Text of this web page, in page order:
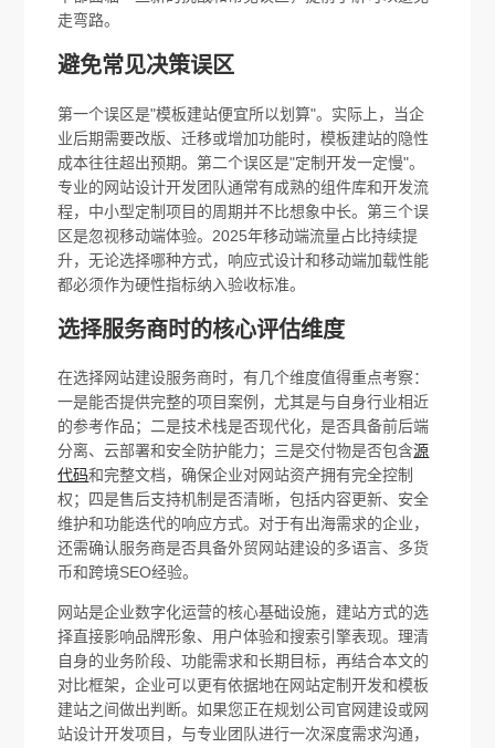
走弯路。
避免常见决策误区
第一个误区是"模板建站便宜所以划算"。实际上，当企
业后期需要改版、迁移或增加功能时，模板建站的隐性
成本往往超出预期。第二个误区是"定制开发一定慢"。
专业的网站设计开发团队通常有成熟的组件库和开发流
程，中小型定制项目的周期并不比想象中长。第三个误
区是忽视移动端体验。2025年移动端流量占比持续提
升，无论选择哪种方式，响应式设计和移动端加载性能
都必须作为硬性指标纳入验收标准。
选择服务商时的核心评估维度
在选择网站建设服务商时，有几个维度值得重点考察：
一是能否提供完整的项目案例，尤其是与自身行业相近
的参考作品；二是技术栈是否现代化，是否具备前后端
分离、云部署和安全防护能力；三是交付物是否包含源
代码和完整文档，确保企业对网站资产拥有完全控制
权；四是售后支持机制是否清晰，包括内容更新、安全
维护和功能迭代的响应方式。对于有出海需求的企业，
还需确认服务商是否具备外贸网站建设的多语言、多货
币和跨境SEO经验。
网站是企业数字化运营的核心基础设施，建站方式的选
择直接影响品牌形象、用户体验和搜索引擎表现。理清
自身的业务阶段、功能需求和长期目标，再结合本文的
对比框架，企业可以更有依据地在网站定制开发和模板
建站之间做出判断。如果您正在规划公司官网建设或网
站设计开发项目，与专业团队进行一次深度需求沟通，